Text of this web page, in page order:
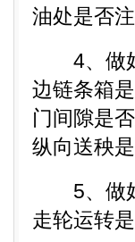
油处是否
4、做好
边链条箱
门间隙是
纵向送秧
5、做好
走轮运转